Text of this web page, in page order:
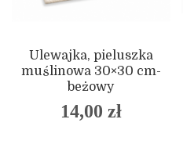
Ulewajka, pieluszka
muślinowa 30×30 cm-
beżowy
14,00 zł